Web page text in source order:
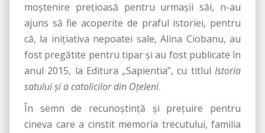
moştenire preţioasă pentru urmaşii săi, n-au
ajuns să fie acoperite de praful istoriei, pentru
că, la iniţiativa nepoatei sale, Alina Ciobanu, au
fost pregătite pentru tipar şi au fost publicate în
anul 2015, la Editura „Sapientia”, cu titlul Istoria
satului şi a catolicilor din Oţeleni.
În semn de recunoştinţă şi preţuire pentru
cineva care a cinstit memoria trecutului, familia